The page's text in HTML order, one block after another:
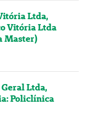
Ltda,
Vitória Ltda
Master)
Ltda,
Policlínica